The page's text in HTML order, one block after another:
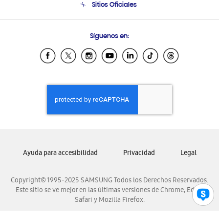
Soporte vía eMail
Sitios Oficiales
Samsung Ecuador
Samsung El Salvador
Samsung Honduras
Samsung Nicaragua
Samsung Panamá
Samsung Venezuela
Síguenos en:
Copyright© 1995-2025 SAMSUNG Todos los Derechos Reservados.
Este sitio se ve mejor en las últimas versiones de Chrome, Edge,
Safari y Mozilla Firefox.
Ayuda para accesibilidad Privacidad Legal